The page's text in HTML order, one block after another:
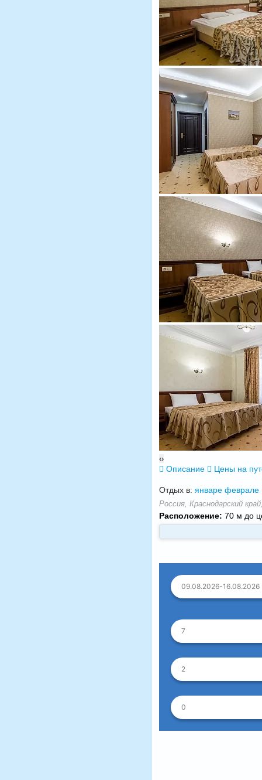
‹›
Описание Цены на
Отдых в: январе феврале
Россия, Краснодарский
Расположение: 70 м до
09.08.2026-16.08.2026
7
2
0